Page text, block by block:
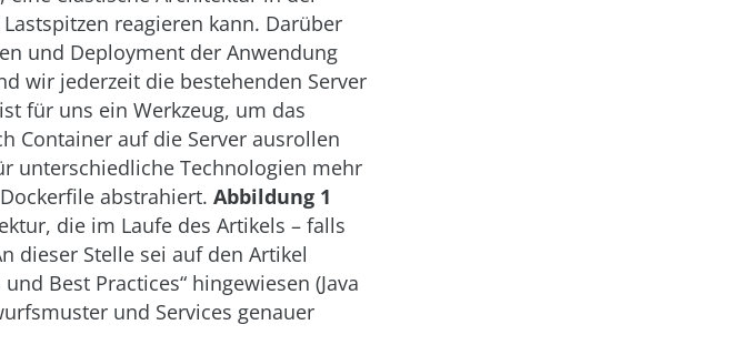
reagieren kann. Darüber
und Deployment der Anwendung
wir jederzeit die bestehenden Server
für uns ein Werkzeug, um das
Container auf die Server ausrollen
unterschiedliche Technologien mehr
abstrahiert. Abbildung 1
die im Laufe des Artikels – falls
dieser Stelle sei auf den Artikel
Best Practices“ hingewiesen (Java
und Services genauer